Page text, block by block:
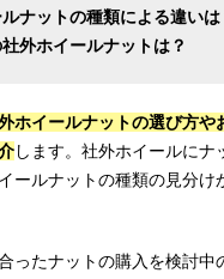
ナットの種類による違いは
外ホイールナットは？
ホイールナットの選び方や
します。社外ホイールにナ
ールナットの種類の見分け
ったナットの購入を検討中